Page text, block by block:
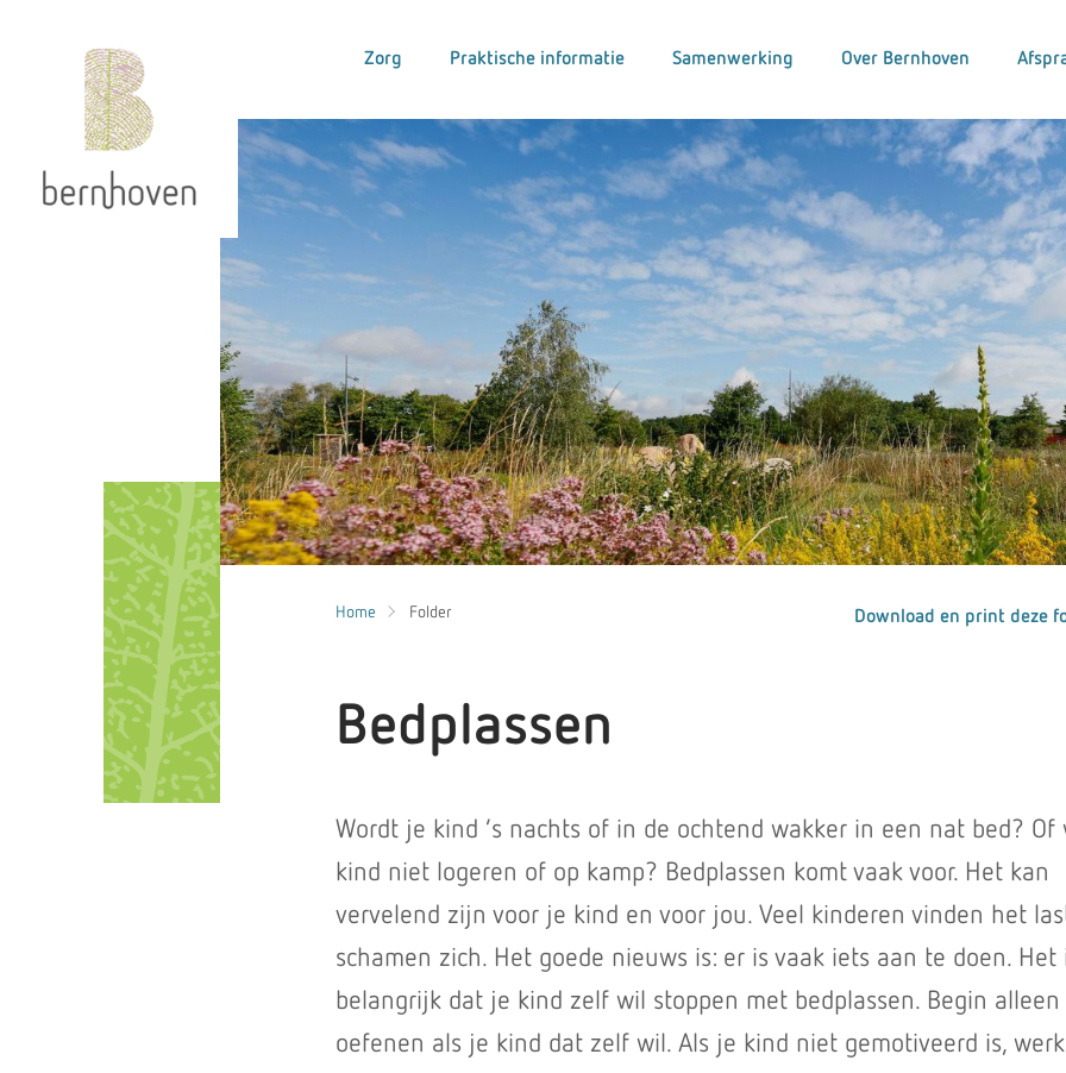
Zorg Praktische informatie Samenwerking Over Bernhoven
Home Folder Download en print deze
Bedplassen
Wordt je kind ’s nachts of in de ochtend wakker in een nat bed? Of
kind niet logeren of op kamp? Bedplassen komt vaak voor. Het kan
vervelend zijn voor je kind en voor jou. Veel kinderen vinden het
schamen zich. Het goede nieuws is: er is vaak iets aan te doen. Het
belangrijk dat je kind zelf wil stoppen met bedplassen. Begin
oefenen als je kind dat zelf wil. Als je kind niet gemotiveerd is,